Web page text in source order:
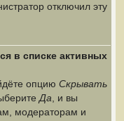
отключил эту
в списке активных
опцию Скрывать
Да , и вы
модераторам и